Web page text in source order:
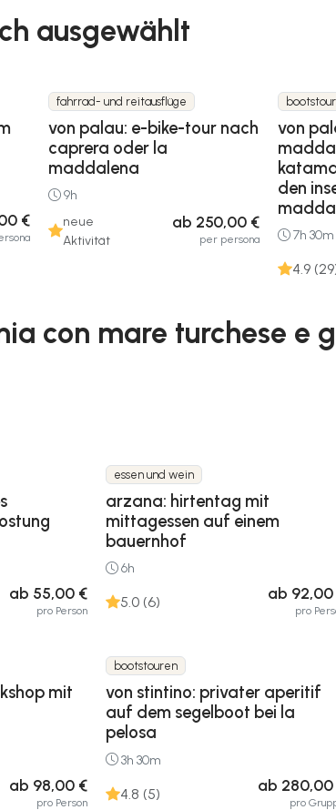
ausgewählt
€
fahrrad- und reitausflüge
von palau: e-bike-tour nach
caprera oder la
maddalena
9h
neue
Aktivität
ab 250,00 €
per persona
von
den
7h 30m
4.9
con mare turchese e
ab 55,00 €
pro Person
essen und wein
arzana: hirtentag mit
mittagessen auf einem
bauernhof
6h
5.0 (6) ab 92,00
pro
mit
ab 98,00 €
pro Person
bootstouren
von stintino: privater aperitif
auf dem segelboot bei la
pelosa
3h 30m
4.8 (5) ab 280,00
pro